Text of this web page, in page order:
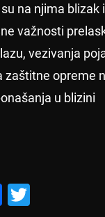
na njima blizak
važnosti
vezivanja
zaštitne opreme
u blizini
F